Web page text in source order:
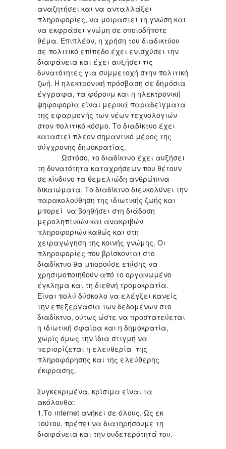
αναζητήσει και να ανταλλάξει
πληροφορίες, να μοιραστεί τη γνώση και
να εκφράσει γνώμη σε οποιοδήποτε
θέμα. Επιπλέον, η χρήση του διαδικτύου
σε πολιτικό επίπεδο έχει ενισχύσει την
διαφάνεια και έχει αυξήσει τις
δυνατότητες για συμμετοχή στην πολιτική
ζωή. Η ηλεκτρονική πρόσβαση σε δημόσια
έγγραφα, τα φόρουμ και η ηλεκτρονική
ψηφοφορία είναι μερικά παραδείγματα
της εφαρμογής των νέων τεχνολογιών
στον πολιτικό κόσμο. Το διαδίκτυο έχει
καταστεί πλέον σημαντικό μέρος της
σύγχρονης δημοκρατίας.
Ωστόσο, το διαδίκτυο έχει αυξήσει
τη δυνατότητα καταχρήσεων που θέτουν
σε κίνδυνο τα θεμελιώδη ανθρώπινα
δικαιώματα. Το διαδίκτυο διευκολύνει την
παρακολούθηση της ιδιωτικής ζωής και
μπορεί να βοηθήσει στη διάδοση
μεροληπτικών και ανακριβών
πληροφοριών καθώς και στη
χειραγώγηση της κοινής γνώμης. Οι
πληροφορίες που βρίσκονται στο
διαδίκτυο θα μπορούσε επίσης να
χρησιμοποιηθούν από το οργανωμένο
έγκλημα και τη διεθνή τρομοκρατία.
Είναι πολύ δύσκολο να ελέγξει κανείς
την επεξεργασία των δεδομένων στο
διαδίκτυο, ούτως ώστε να προστατεύεται
η ιδιωτική σφαίρα και η δημοκρατία,
χωρίς όμως την ίδια στιγμή να
περιορίζεται η ελευθερία της
πληροφόρησης και της ελεύθερης
έκφρασης.
Συγκεκριμένα, κρίσιμα είναι τα
ακόλουθα:
1.Το ιnternet ανήκει σε όλους. Ως εκ
τούτου, πρέπει να διατηρήσουμε τη
διαφάνεια και την ουδετερότητά του.